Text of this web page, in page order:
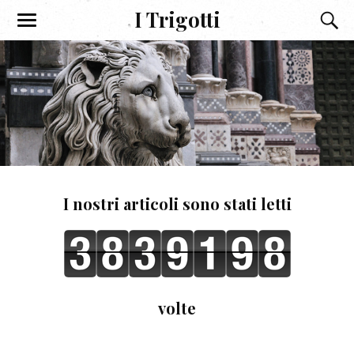
I Trigotti
I nostri articoli sono stati letti
volte